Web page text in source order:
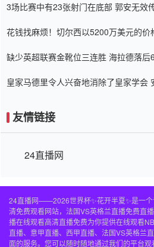
3场比赛中有23张射门在底部 郭安无效
花钱找麻烦！切尔西以5200万美元的
缺少英超联赛金靴位三连胜 海拉德落后
皇家马德里令人兴奋地消除了皇家学会
友情链接
24直播网
24直播网——2026世界杯✨花开半夏✨是一
清免费观看网站，法国VS英格兰直播免费直
播在线观看高清直播免费为你提供在线观看
直播、意甲直播、西甲直播、法国VS英格兰
面的服务。您可以随时随地通过我们的平台